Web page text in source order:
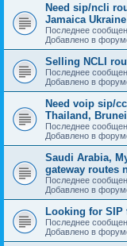
Need sip/ncli
Jamaica
Последнее
Добавлено в
Selling NCLI
Последнее
Добавлено в
Need voip sip/
Thailand,
Последнее
Добавлено в
Saudi Arabia,
gateway routes
Последнее
Добавлено в
Looking for SIP
Последнее
Добавлено в